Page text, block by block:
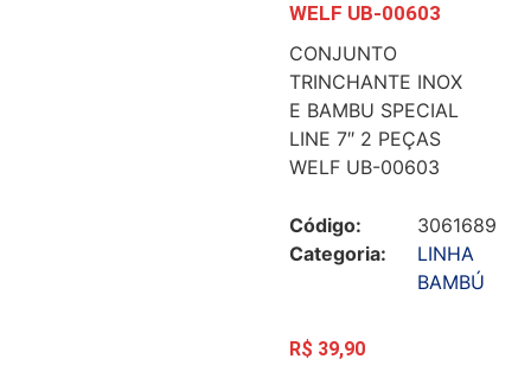
WELF UB-00603
CONJUNTO
TRINCHANTE INOX
E BAMBU SPECIAL
LINE 7″ 2 PEÇAS
WELF UB-00603
Código:
3061689
Categoria:
LINHA
BAMBÚ
R$ 39,90